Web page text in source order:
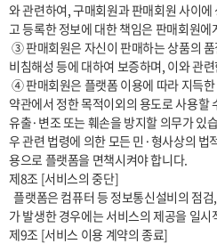
와 관련하여, 구매회원과 판매회원 사이
고 등록한 정보에 대한 책임은 판매회원에
비침해성 등에 대하여 보증하며, 이와 관
약관에서 정한 목적이외의 용도로 사용할
유출·변조 또는 훼손을 방지할 의무가 있
우 관련 법령에 의한 모든 민·형사상의 법
용으로 플랫폼을 면책시켜야 합니다.
제8조 [서비스의 중단]
  플랫폼은 컴퓨터 등 정보통신설비의 점검, 교체 및 고장, 통신 두절 등의 사유
가 발생한 경우에는 서비스의 제공을 일
제9조 [서비스 이용 계약의 종료]